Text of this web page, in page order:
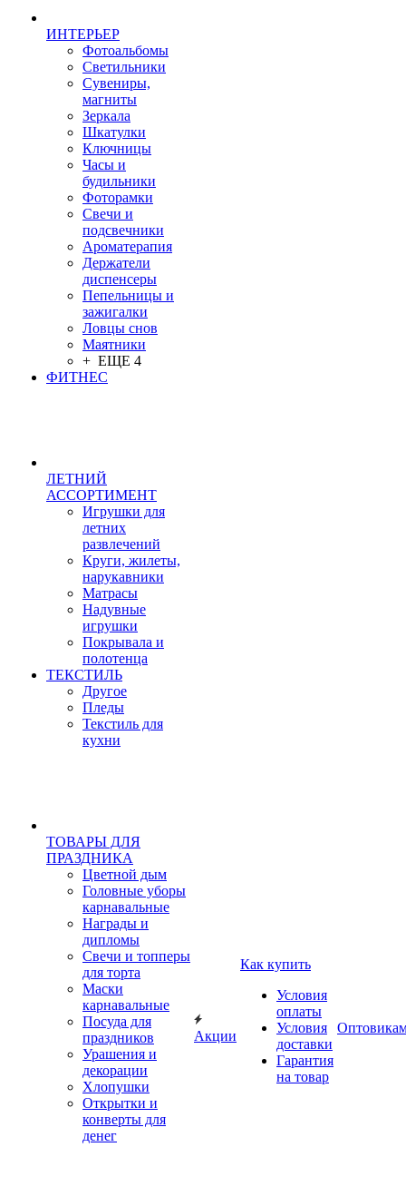
ИНТЕРЬЕР
Фотоальбомы
Светильники
Сувениры,
магниты
Зеркала
Шкатулки
Ключницы
Часы и
будильники
Фоторамки
Свечи и
подсвечники
Ароматерапия
Держатели
диспенсеры
Пепельницы и
зажигалки
Ловцы снов
Маятники
+ ЕЩЕ 4
ФИТНЕС
ЛЕТНИЙ
АССОРТИМЕНТ
Игрушки для
летних
развлечений
Круги, жилеты,
нарукавники
Матрасы
Надувные
игрушки
Покрывала и
полотенца
ТЕКСТИЛЬ
Другое
Пледы
Текстиль для
кухни
ТОВАРЫ ДЛЯ
ПРАЗДНИКА
Цветной дым
Головные уборы
карнавальные
Награды и
дипломы
Свечи и топперы
для торта
Маски
карнавальные
Посуда для
праздников
Урашения и
декорации
Хлопушки
Открытки и
конверты для
денег
Акции
Как купить
Условия
оплаты
Условия
доставки
Гарантия
на товар